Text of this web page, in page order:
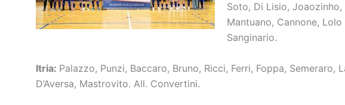
Soto, Di Lisio, Joaozinho,
Mantuano, Cannone, Lolo
Sanginario.
Itria: Palazzo, Punzi, Baccaro, Bruno, Ricci, Ferri, Foppa, Semeraro,
D’Aversa, Mastrovito. All. Convertini.